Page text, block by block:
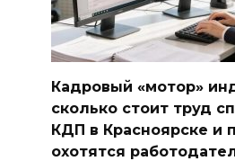
Кадровый «мотор»
сколько стоит труд
КДП в Красноярске и
охотятся